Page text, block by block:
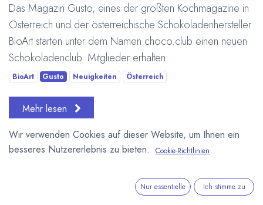
Das Magazin Gusto, eines der größten Kochmagazine in
Österreich und der österreichische Schokoladenhersteller
BioArt starten unter dem Namen choco.club einen neuen
Schokoladenclub. Mitglieder erhalten...
BioArt Gusto Neuigkeiten Österreich
Mehr lesen
ÜBER UNS
Wir verwenden Cookies auf dieser Website, um Ihnen ein
besseres Nutzererlebnis zu bieten.
Cookie-Richtlinien
Nur essentielle Ich stimme zu